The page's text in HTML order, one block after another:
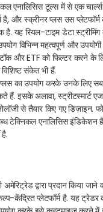
एनालिसिस टूल्स में से एक चार्ल्स
है, और स्क्रीनर प्लस उस
यह रियल-टाइम डेटा स्ट्रीमिंग
विभिन्न महत्वपूर्ण और
और ETF को फिल्टर करने के
संकेत भी हैं.
का उपयोग करके उनके लिए
हैं. इसके अलावा, स्ट्रीटस्मार्ट
से तैयार किए गए डिज़ाइन.
टेक्निकल एनालिसिस इंडिकेशन
अमेरिट्रेड द्वारा प्रदान किया जाने
केंद्रित प्लेटफॉर्म है. यह